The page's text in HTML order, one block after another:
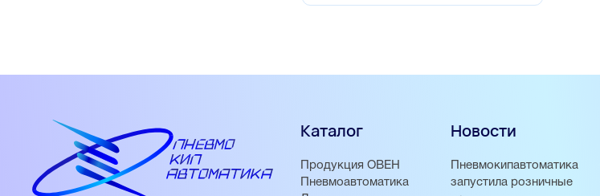
Каталог
Продукция ОВЕН
Пневмоавтоматика
Новости
Пневмокипавтоматика
запустила розничные